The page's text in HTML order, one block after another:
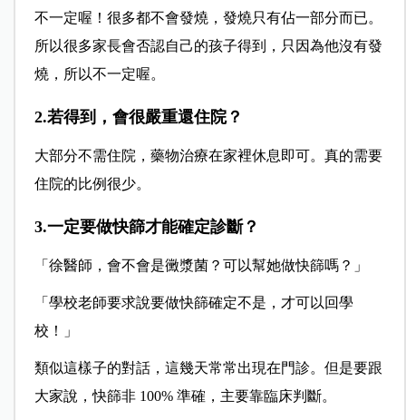
不一定喔！很多都不會發燒，發燒只有佔一部分而已。
所以很多家長會否認自己的孩子得到，只因為他沒有發
燒，所以不一定喔。
2.若得到，會很嚴重還住院？
大部分不需住院，藥物治療在家裡休息即可。真的需要
住院的比例很少。
3.一定要做快篩才能確定診斷？
「徐醫師，會不會是黴漿菌？可以幫她做快篩嗎？」
「學校老師要求說要做快篩確定不是，才可以回學
校！」
類似這樣子的對話，這幾天常常出現在門診。但是要跟
大家說，快篩非 100% 準確，主要靠臨床判斷。